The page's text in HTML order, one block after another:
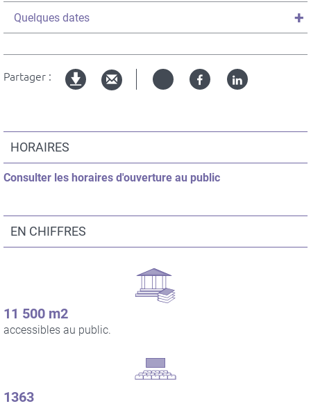
Titre
du
Quelques dates
Partager : Twitter FacebookLinked
Blocs
personnalisables
HORAIRES
Contenu
Consulter les horaires d'ouverture au public
EN CHIFFRES
11 500 m2
accessibles au public.
1363